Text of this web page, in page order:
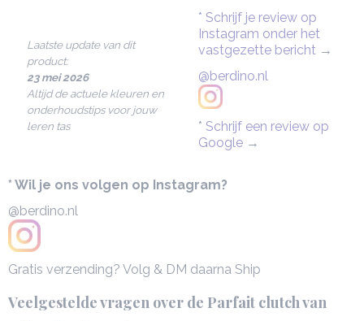
Laatste update van dit
product:
23 mei 2026
Altijd de actuele kleuren en
onderhoudstips voor jouw
leren tas
* Schrijf je review op
Instagram onder het
vastgezette bericht →
@berdino.nl
* Schrijf een review op
Google →
* Wil je ons volgen op Instagram?
@berdino.nl
Gratis verzending? Volg & DM daarna Ship
Veelgestelde vragen over de Parfait clutch van